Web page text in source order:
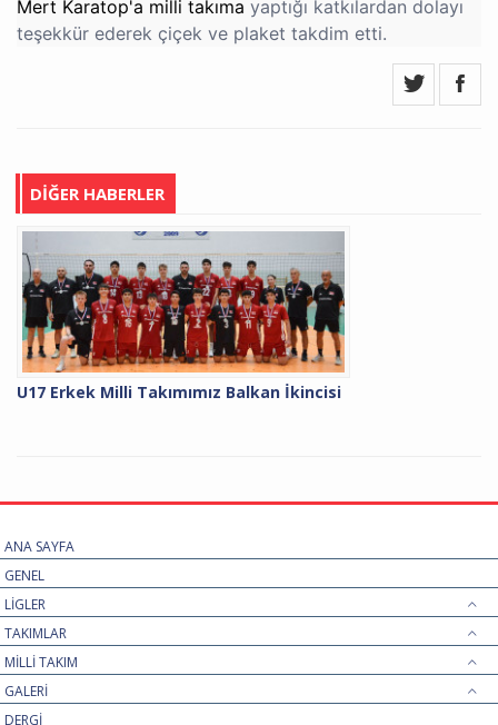
Mert Karatop'a milli takıma yaptığı katkılardan dolayı
teşekkür ederek çiçek ve plaket takdim etti.
DİĞER HABERLER
U17 Erkek Milli Takımımız Balkan İkincisi
ANA SAYFA
GENEL
LİGLER
TAKIMLAR
MİLLİ TAKIM
GALERİ
DERGİ